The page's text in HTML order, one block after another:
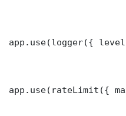
app.use(logger({
app.use(rateLimit({